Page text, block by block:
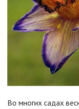
Во многих садах